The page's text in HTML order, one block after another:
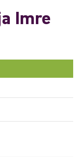
Imre